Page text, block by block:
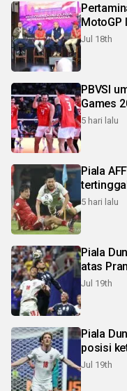
MotoGP
Jul 18th
PBVSI
Games
5 hari lalu
Piala
5 hari lalu
Piala Dunai 2026 -
atas
Jul 19th
Piala
posisi
Jul 19th